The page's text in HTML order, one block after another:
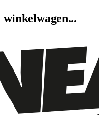
winkelwagen...